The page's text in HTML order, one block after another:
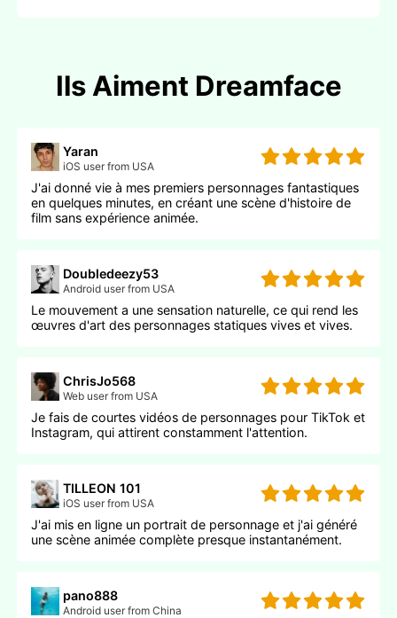
Ils Aiment Dreamface
Yaran
iOS user from USA
J'ai donné vie à mes premiers personnages fantastiques
en quelques minutes, en créant une scène d'histoire de
film sans expérience animée.
Doubledeezy53
Android user from USA
Le mouvement a une sensation naturelle, ce qui rend les
œuvres d'art des personnages statiques vives et vives.
ChrisJo568
Web user from USA
Je fais de courtes vidéos de personnages pour TikTok et
Instagram, qui attirent constamment l'attention.
TILLEON 101
iOS user from USA
J'ai mis en ligne un portrait de personnage et j'ai généré
une scène animée complète presque instantanément.
pano888
Android user from China